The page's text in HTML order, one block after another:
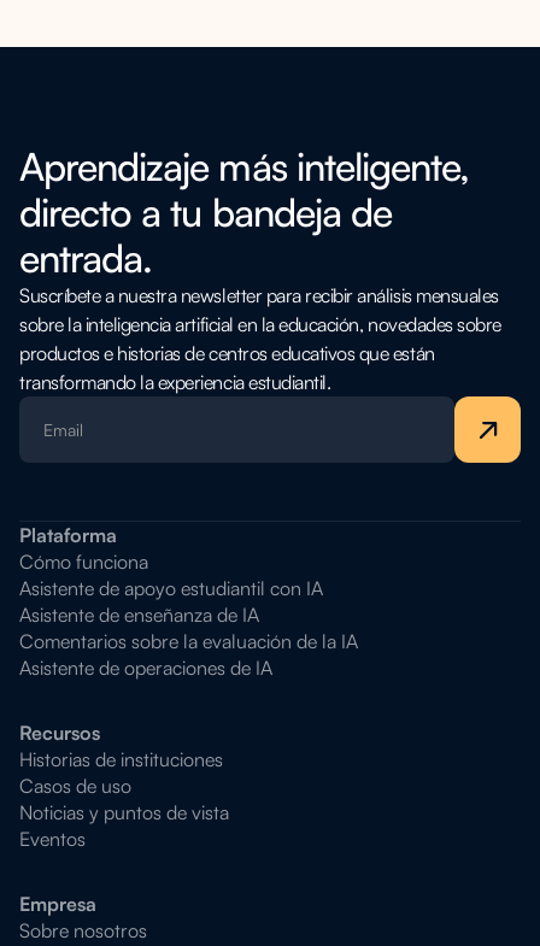
Aprendizaje más inteligente,
directo a tu bandeja de
entrada.
Suscríbete a nuestra newsletter para recibir análisis mensuales
sobre la inteligencia artificial en la educación, novedades sobre
productos e historias de centros educativos que están
transformando la experiencia estudiantil.
Plataforma
Cómo funciona
Asistente de apoyo estudiantil con IA
Asistente de enseñanza de IA
Comentarios sobre la evaluación de la IA
Asistente de operaciones de IA
Recursos
Historias de instituciones
Casos de uso
Noticias y puntos de vista
Eventos
Empresa
Sobre nosotros